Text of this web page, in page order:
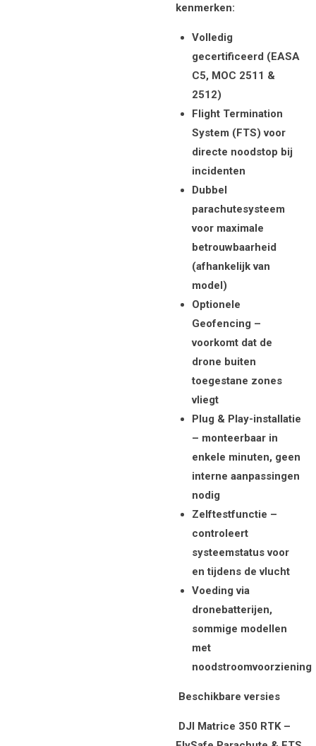
kenmerken:
Volledig
gecertificeerd (EASA
C5, MOC 2511 &
2512)
Flight Termination
System (FTS) voor
directe noodstop bij
incidenten
Dubbel
parachutesysteem
voor maximale
betrouwbaarheid
(afhankelijk van
model)
Optionele
Geofencing –
voorkomt dat de
drone buiten
toegestane zones
vliegt
Plug & Play-installatie
– monteerbaar in
enkele minuten, geen
interne aanpassingen
nodig
Zelftestfunctie –
controleert
systeemstatus voor
en tijdens de vlucht
Voeding via
dronebatterijen,
sommige modellen
met
noodstroomvoorziening
Beschikbare versies
DJI Matrice 350 RTK –